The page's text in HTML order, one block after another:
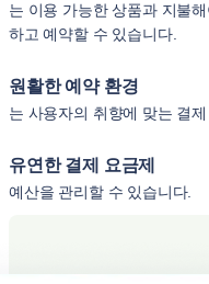
는 이용 가능한 상품과 지불
하고 예약할 수 있습니다.
원활한 예약 환경
는 사용자의 취향에 맞는 결
유연한 결제 요금제
예산을 관리할 수 있습니다.